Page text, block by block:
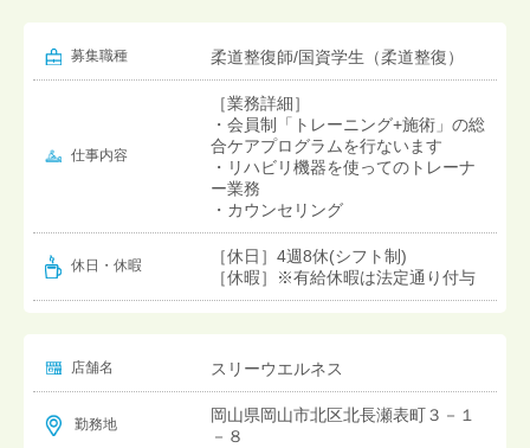
募集職種 柔道整復師/国資学生（柔道整復）
仕事内容
［業務詳細］
・会員制「トレーニング+施術」の総
合ケアプログラムを行ないます
・リハビリ機器を使ってのトレーナ
ー業務
・カウンセリング
休日・休暇
［休日］4週8休(シフト制)
［休暇］※有給休暇は法定通り付与
店舗名 スリーウエルネス
勤務地
岡山県岡山市北区北長瀬表町３－１
－８